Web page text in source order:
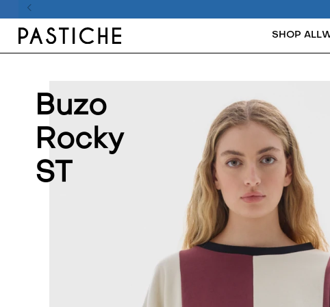
SHOP ALL
Buzo
Rocky
ST